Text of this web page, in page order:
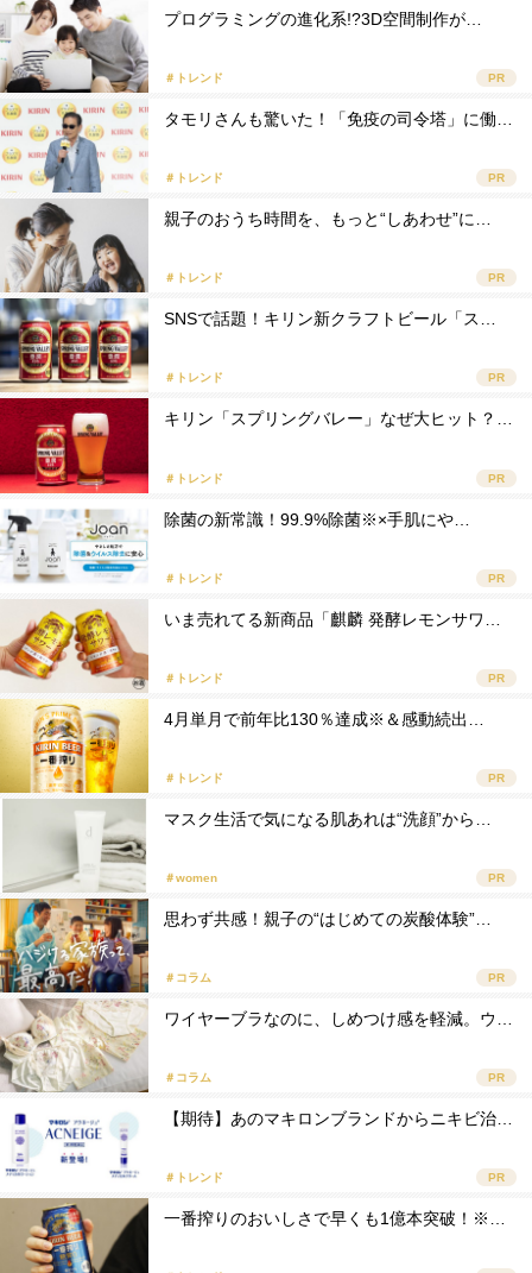
プログラミングの進化系!?3D空間制作が…
＃トレンド PR
タモリさんも驚いた！「免疫の司令塔」に働…
＃トレンド PR
親子のおうち時間を、もっと“しあわせ”に…
＃トレンド PR
SNSで話題！キリン新クラフトビール「ス…
＃トレンド PR
キリン「スプリングバレー」なぜ大ヒット？…
＃トレンド PR
除菌の新常識！99.9%除菌※×手肌にや…
＃トレンド PR
いま売れてる新商品「麒麟 発酵レモンサワ…
＃トレンド PR
4月単月で前年比130％達成※＆感動続出…
＃トレンド PR
マスク生活で気になる肌あれは“洗顔”から…
＃women PR
思わず共感！親子の“はじめての炭酸体験”…
＃コラム PR
ワイヤーブラなのに、しめつけ感を軽減。ウ…
＃コラム PR
【期待】あのマキロンブランドからニキビ治…
＃トレンド PR
一番搾りのおいしさで早くも1億本突破！※…